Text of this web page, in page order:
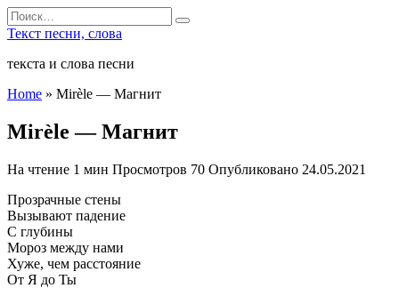
Перейти
к
Search
for:
Текст песни, слова
текста и слова песни
Home » Mirèle — Магнит
Mirèle — Магнит
На чтение 1 мин Просмотров 70 Опубликовано 24.05.2021
Прозрачные стены
Вызывают падение
С глубины
Мороз между нами
Хуже, чем расстояние
От Я до Ты